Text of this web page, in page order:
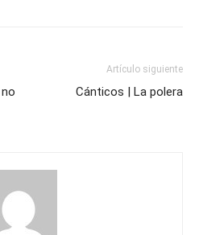
Artículo siguiente
Cánticos | La polera